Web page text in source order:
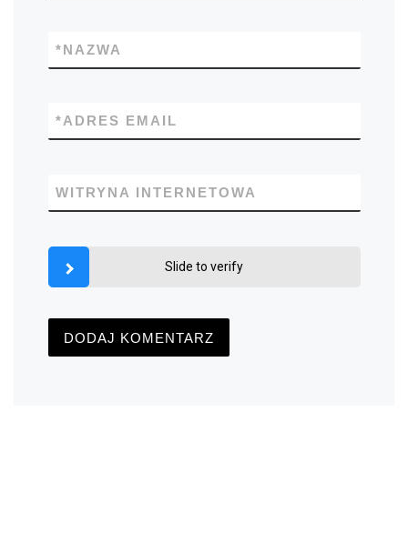
NAZWA
*
ADRES EMAIL
*
WITRYNA INTERNETOWA
Slide to verify